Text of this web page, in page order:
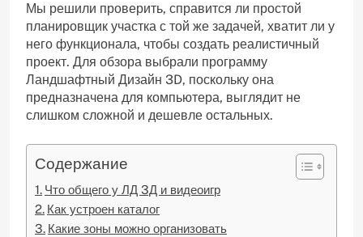
Мы решили проверить, справится ли простой
планировщик участка с той же задачей, хватит ли у
него функционала, чтобы создать реалистичный
проект. Для обзора выбрали программу
Ландшафтный Дизайн 3D, поскольку она
предназначена для компьютера, выглядит не
слишком сложной и дешевле остальных.
Содержание
Что общего у ЛД 3Д и видеоигр
Как устроен каталог
Какие зоны можно организовать